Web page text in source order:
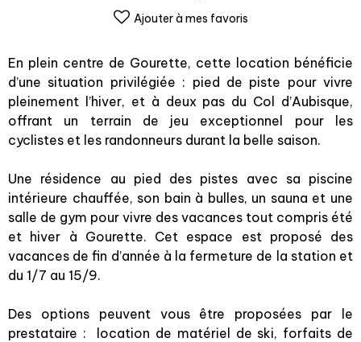
Ajouter à mes favoris
En plein centre de Gourette, cette location bénéficie
d’une situation privilégiée : pied de piste pour vivre
pleinement l’hiver, et à deux pas du Col d’Aubisque,
offrant un terrain de jeu exceptionnel pour les
cyclistes et les randonneurs durant la belle saison.
Une résidence au pied des pistes avec sa piscine
intérieure chauffée, son bain à bulles, un sauna et une
salle de gym pour vivre des vacances tout compris été
et hiver à Gourette. Cet espace est proposé des
vacances de fin d’année à la fermeture de la station et
du 1/7 au 15/9.
Des options peuvent vous être proposées par le
prestataire : location de matériel de ski, forfaits de